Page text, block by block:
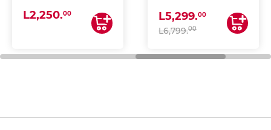
L2,250.00
ESCANEA)
L5,299.00
L6,799.00